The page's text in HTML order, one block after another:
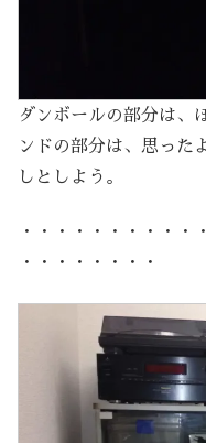
ダンボールの部分は、
ンドの部分は、思っ
しとしよう。
・・・・・・・・・・
・・・・・・・・